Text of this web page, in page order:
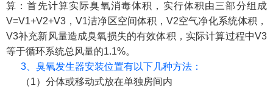
算：首先计算实际臭氧消毒体积，实行体积由三部分组成
V=V1+V2+V3，V1洁净区空间体积，V2空气净化系统体积，
V3补充新风量造成臭氧损失的有效体积，实际计算过程中V3
等于循环系统总风量的1.1%。
3、臭氧发生器安装位置有以下几种方法：
（1）分体或移动式放在单独房间内